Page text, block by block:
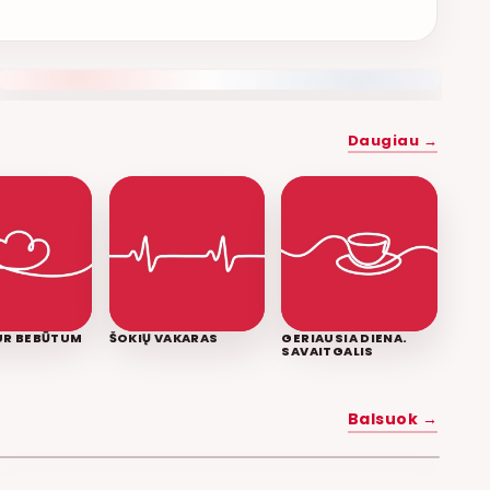
Daugiau →
BEBŪTUM ŠOKIŲ VAKARAS GERIAUSIA DIENA.
SAVAITGALIS
Balsuok →